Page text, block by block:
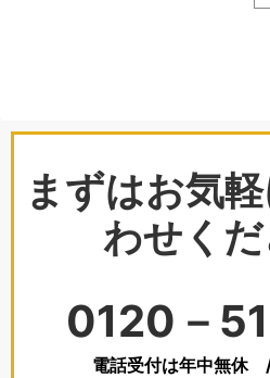
まずはお気
わせくだ
0120－
電話受付は年中無